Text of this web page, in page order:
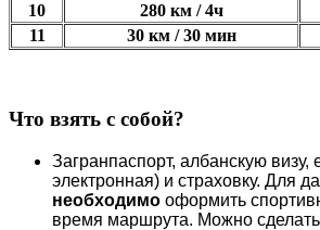
10
280 км / 4ч
11
30 км / 30 мин
Что взять с собой?
Загранпаспорт, албанскую визу,
электронная) и страховку. Для
необходимо оформить
время маршрута. Можно сделать